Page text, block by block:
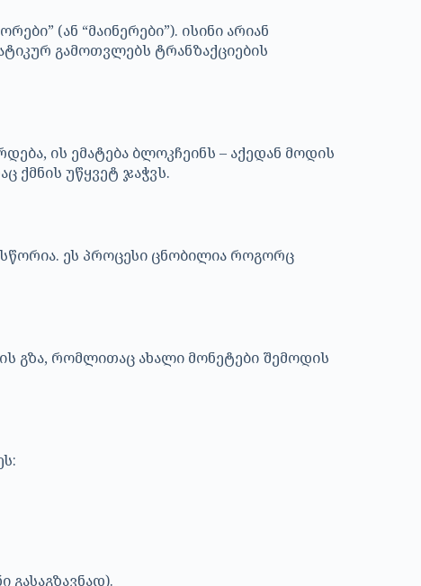
(ან “მაინერები”). ისინი არიან
გამოთვლებს ტრანზაქციების
ის ემატება ბლოკჩეინს – აქედან მოდის
ქმნის უწყვეტ ჯაჭვს.
ეს პროცესი ცნობილია როგორც
გზა, რომლითაც ახალი მონეტები შემოდის
გასაგზავნად).